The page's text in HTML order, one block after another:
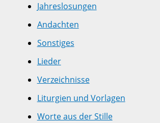
Jahreslosungen
Andachten
Sonstiges
Lieder
Verzeichnisse
Liturgien und Vorlagen
Worte aus der Stille